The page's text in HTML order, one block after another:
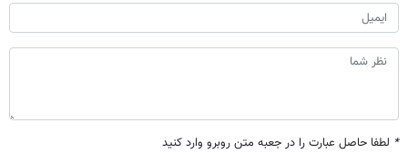
* لطفا حاصل عبارت را در جعبه متن روبرو وارد کنید